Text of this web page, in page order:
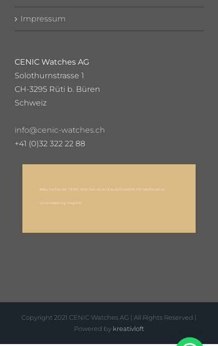
Impressum
CENIC Watches AG
Solothurnstrasse 1
CH-3295 Rüti b. Büren
Schweiz
info@cenic-watches.ch
+41 (0)32 322 22 88
Besuche bei der CENIC Watches AG sind ausschliesslich mit telefonischer
Voranmeldung möglich!
Copyright 2021 CENIC Watches AG | All Rights Reserved |
Powered by kreativloft